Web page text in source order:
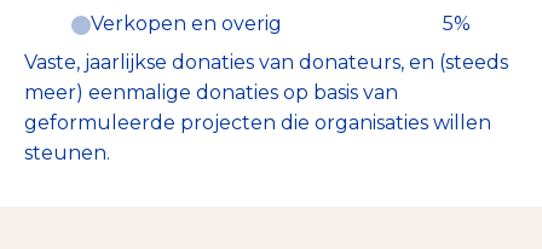
Verkopen en overig
5%
Vaste, jaarlijkse donaties van donateurs, en (steeds
meer) eenmalige donaties op basis van
geformuleerde projecten die organisaties willen
steunen.